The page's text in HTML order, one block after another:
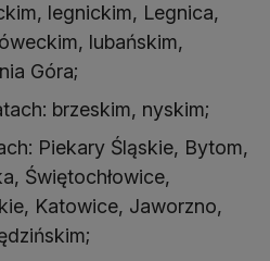
legnickim, Legnica,
lubańskim,
Góra;
brzeskim, nyskim;
Piekary Śląskie, Bytom,
Świętochłowice,
Katowice, Jaworzno,